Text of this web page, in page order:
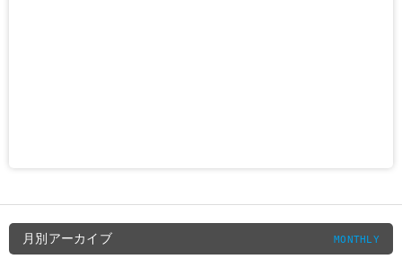
月別アーカイブ MONTHLY